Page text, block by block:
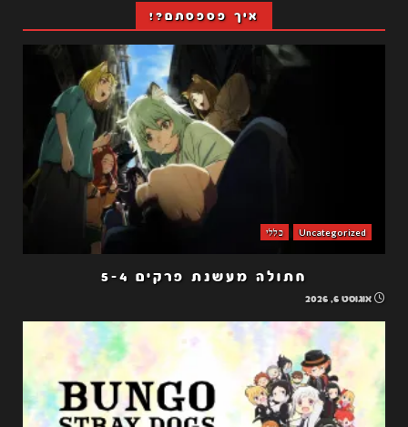
איך פספסתם?!
Uncategorized כללי
חתולה מעשנת פרקים 5-4
אוגוסט 6, 2026